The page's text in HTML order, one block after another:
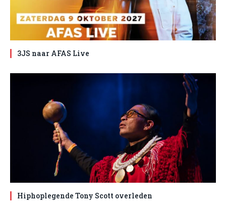
3JS naar AFAS Live
Hiphoplegende Tony Scott overleden